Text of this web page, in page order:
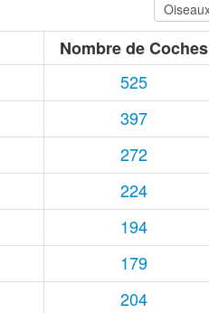
Nombre de Coches
525
397
272
224
194
179
204